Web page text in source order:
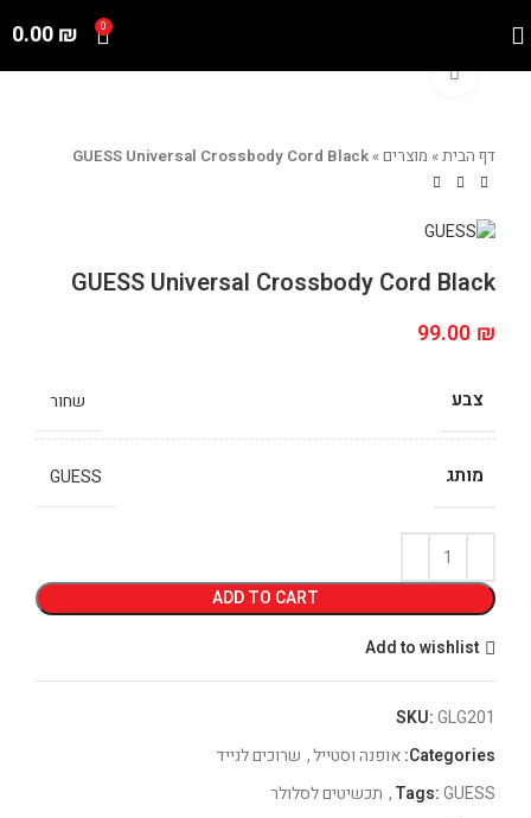
0
0.00₪
Click to enlarge
דף הבית» מוצרים»
GUESS Universal Crossbody Cord Black
GUESS Universal Crossbody Cord Black
99.00 ₪
צבע שחור
מותג GUESS
ADD TO CART
Add to wishlist
SKU:GLG201
Categories: אופנה וסטייל, שרוכים לנייד
Tags:GUESS
, תכשיטים לסלולר